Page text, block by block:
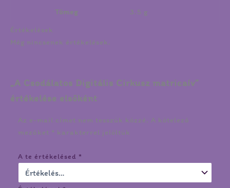
Tömeg
3.5 g
Értékelések
Még nincsenek értékelések.
„A Csodálatos Digitális Cirkusz matricaív”
értékelése elsőként
Az e-mail címet nem tesszük közzé. A kötelező
mezőket * karakterrel jelöltük
A te értékelésed *